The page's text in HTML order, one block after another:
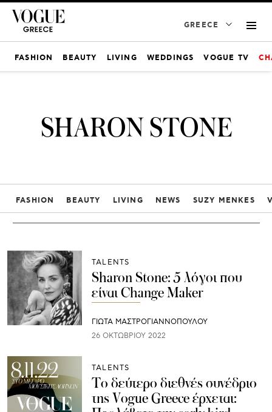
GREECE
FASHION BEAUTY LIVING WEDDINGS VOGUE TV
SHARON STONE
FASHION BEAUTY LIVING NEWS SUZY MENKES
TALENTS
Sharon Stone: 5 λόγοι που
είναι Change Maker
ΓΙΩΤΑ ΜΑΣΤΡΟΓΙΑΝΝΟΠΟΥΛΟΥ
26 ΟΚΤΩΒΡΊΟΥ 2022
TALENTS
Το δεύτερο διεθνές συνέδριο
της Vogue Greece έρχεται: